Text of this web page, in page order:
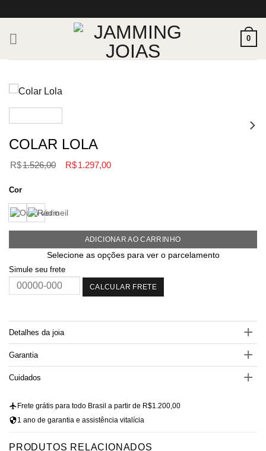
content
0
COLAR LOLA
R$1.526,00
O
R$1.526,00.
R$1.297,00O
Cor
ADICIONAR AO CARRINHO
Selecione as opções para ver o parcelamento
Simule seu frete
CALCULAR FRETE
Detalhes da joia
Garantia
Cuidados
Frete grátis para todo Brasil a partir de R$1.200,00
1 ano de garantia e assistência vitalícia
PRODUTOS RELACIONADOS